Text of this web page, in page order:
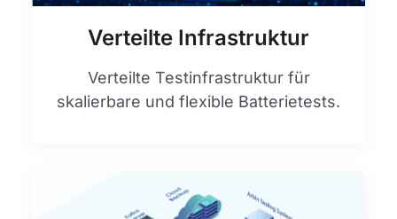
Verteilte Infrastruktur
Verteilte Testinfrastruktur für
skalierbare und flexible Batterietests.